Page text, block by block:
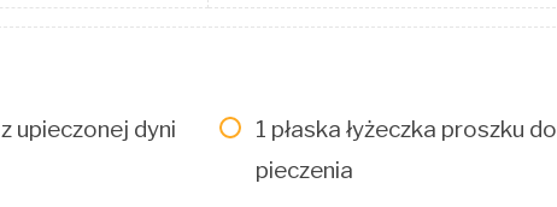
upieczonej dyni
1 płaska łyżeczka proszku do
pieczenia